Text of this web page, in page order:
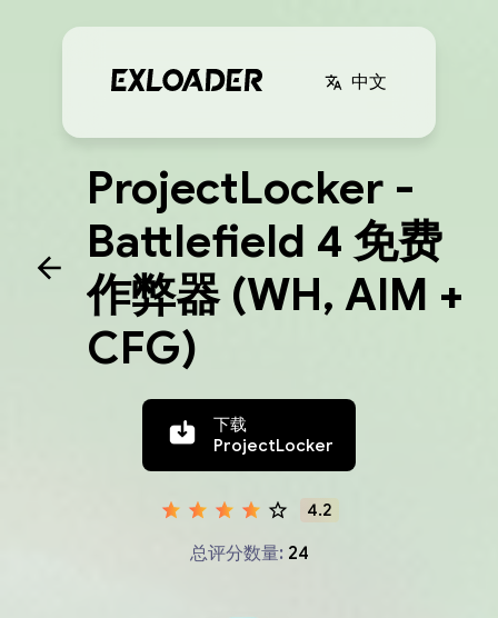
中文
ProjectLocker -
Battlefield 4 免费
作弊器 (WH, AIM +
CFG)
下载
ProjectLocker
4.2
总评分数量: 24